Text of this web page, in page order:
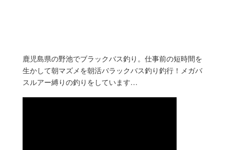
鹿児島県の野池でブラックバス釣り。仕事前の短時間を
生かして朝マズメを朝活バラックバス釣り釣行！メガバ
スルアー縛りの釣りをしています…